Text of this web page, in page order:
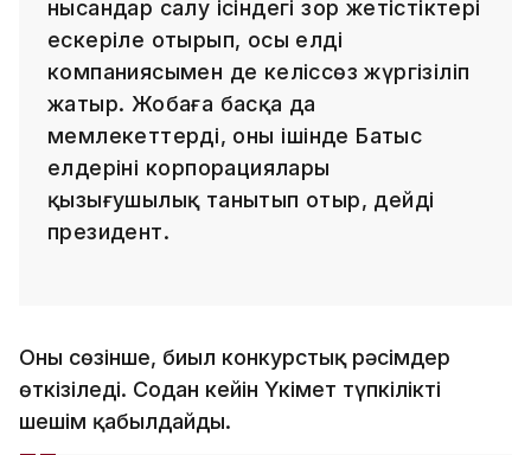
нысандар салу ісіндегі зор жетістіктері
ескеріле отырып, осы елдің
компаниясымен де келіссөз жүргізіліп
жатыр. Жобаға басқа да
мемлекеттердің, оның ішінде Батыс
елдерінің корпорациялары
қызығушылық танытып отыр, дейді
президент.
Оның сөзінше, биыл конкурстық рәсімдер
өткізіледі. Содан кейін Үкімет түпкілікті
шешім қабылдайды.